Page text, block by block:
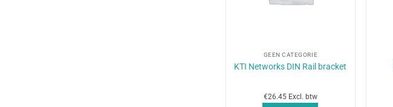
GEEN CATEGORIE
KTI Networks DIN Rail bracket
€26.45 Excl. btw